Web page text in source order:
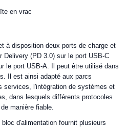
en vrac
à disposition deux ports de charge et
Delivery (PD 3.0) sur le port USB-C
le port USB-A. Il peut être utilisé dans
Il est ainsi adapté aux parcs
services, l'intégration de systèmes et
dans lesquels différents protocoles
manière fiable.
d'alimentation fournit plusieurs